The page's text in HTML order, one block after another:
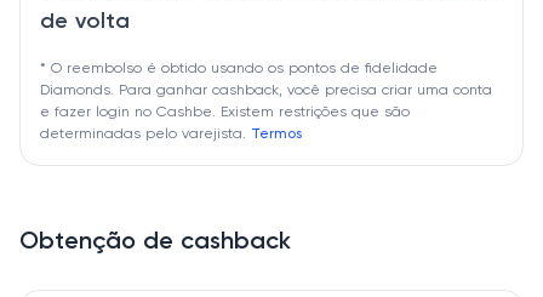
de volta
* O reembolso é obtido usando os pontos de fidelidade
Diamonds. Para ganhar cashback, você precisa criar uma conta
e fazer login no Cashbe. Existem restrições que são
determinadas pelo varejista. Termos
Obtenção de cashback